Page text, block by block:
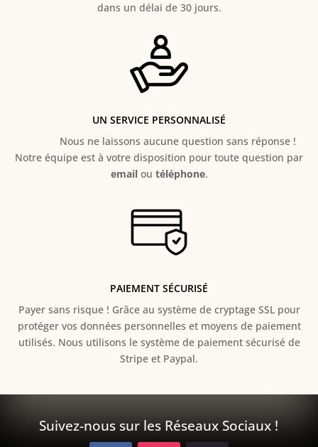
dans un délai de 30 jours.
UN SERVICE PERSONNALISÉ
Nous ne laissons aucune question sans réponse !
Notre équipe est à votre disposition pour toute question par
emailou téléphone.
PAIEMENT SÉCURISÉ
Payer sans risque ! Grâce au système de cryptage SSL pour
protéger vos données personnelles et moyens de paiement
utilisés. Nous utilisons le système de paiement sécurisé de
Stripe et Paypal.
Suivez-nous sur les Réseaux Sociaux !